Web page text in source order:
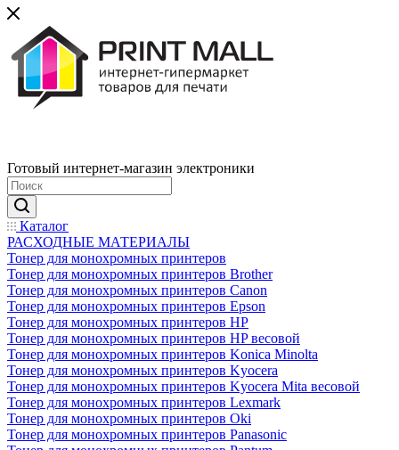
Готовый интернет-магазин электроники
Каталог
РАСХОДНЫЕ МАТЕРИАЛЫ
Тонер для монохромных принтеров
Тонер для монохромных принтеров Brother
Тонер для монохромных принтеров Canon
Тонер для монохромных принтеров Epson
Тонер для монохромных принтеров HP
Тонер для монохромных принтеров HP весовой
Тонер для монохромных принтеров Konica Minolta
Тонер для монохромных принтеров Kyocera
Тонер для монохромных принтеров Kyocera Mita весовой
Тонер для монохромных принтеров Lexmark
Тонер для монохромных принтеров Oki
Тонер для монохромных принтеров Panasonic